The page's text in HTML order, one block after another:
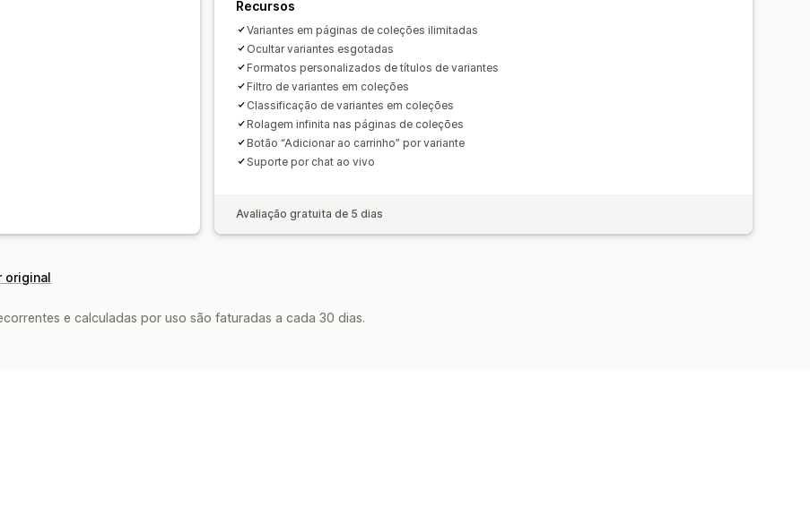
Recursos
Variantes em páginas de coleções ilimitadas
Ocultar variantes esgotadas
Formatos personalizados de títulos de variantes
Filtro de variantes em coleções
Classificação de variantes em coleções
Rolagem infinita nas páginas de coleções
Botão “Adicionar ao carrinho” por variante
Suporte por chat ao vivo
Avaliação gratuita de 5 dias
original
e calculadas por uso são faturadas a cada 30 dias.